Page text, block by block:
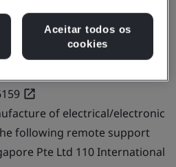
of electrical/electronic
following remote support
Pte Ltd 110 International
Aceitar todos os
cookies